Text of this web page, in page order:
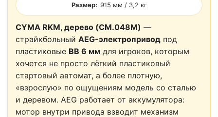
Размер: 915 мм / 3,2 кг
CYMA RKM, дерево (CM.048M) —
страйкбольный AEG-электропривод под
пластиковые BB 6 мм для игроков, которым
хочется не просто лёгкий пластиковый
стартовый автомат, а более плотную,
«взрослую» по ощущениям модель со сталью
и деревом. AEG работает от аккумулятора:
мотор внутри привода взводит механизм